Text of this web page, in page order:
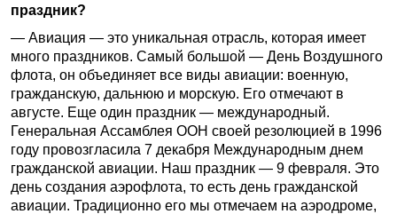
праздник?
— Авиация — это уникальная отрасль, которая имеет
много праздников. Самый большой — День Воздушного
флота, он объединяет все виды авиации: военную,
гражданскую, дальнюю и морскую. Его отмечают в
августе. Еще один праздник — международный.
Генеральная Ассамблея ООН своей резолюцией в 1996
году провозгласила 7 декабря Международным днем
гражданской авиации. Наш праздник — 9 февраля. Это
день создания аэрофлота, то есть день гражданской
авиации. Традиционно его мы отмечаем на аэродроме,